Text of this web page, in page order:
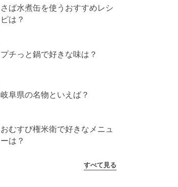
さば水煮缶を使うおすすめレシ
ピは？
プチっと鍋で好きな味は？
岐阜県の名物といえば？
おむすび権米衛で好きなメニュ
ーは？
すべて見る